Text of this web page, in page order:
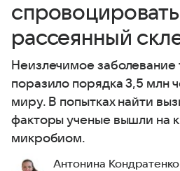
спровоцировать
рассеянный
Неизлечимое заболевание
поразило порядка 3,5 млн
миру. В попытках найти
факторы ученые вышли на
микробиом.
Антонина Кондратенко